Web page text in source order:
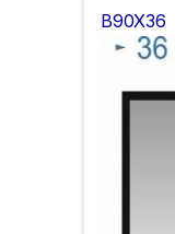
B90X36